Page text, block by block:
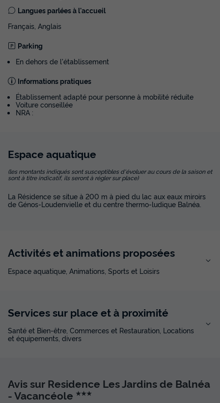
Langues parlées à l'accueil
Français, Anglais
Parking
En dehors de l'établissement
Informations pratiques
Établissement adapté pour personne à mobilité réduite
Voiture conseillée
NRA :
Espace aquatique
(les montants indiqués sont susceptibles d'évoluer au cours de la saison et
sont à titre indicatif, ils seront à régler sur place)
La Résidence se situe à 200 m à pied du lac aux eaux miroirs
de Génos-Loudenvielle et du centre thermo-ludique Balnéa.
Activités et animations proposées
Espace aquatique, Animations, Sports et Loisirs
Services sur place et à proximité
Santé et Bien-être, Commerces et Restauration, Locations
et équipements, divers
Avis sur Residence Les Jardins de Balnéa
- Vacancéole ★★★